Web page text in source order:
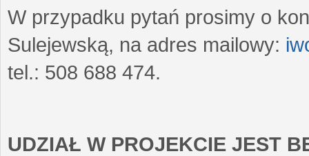
W przypadku pytań prosimy o
Sulejewską, na adres mailowy:
tel.: 508 688 474.
UDZIAŁ W PROJEKCIE JEST